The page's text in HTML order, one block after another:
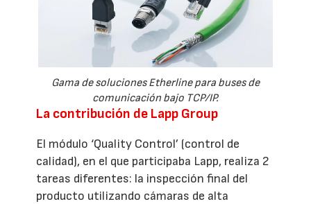
Gama de soluciones Etherline para buses de
comunicación bajo TCP/IP.
La contribución de Lapp Group
El módulo ‘Quality Control’ (control de
calidad), en el que participaba Lapp, realiza 2
tareas diferentes: la inspección final del
producto utilizando cámaras de alta